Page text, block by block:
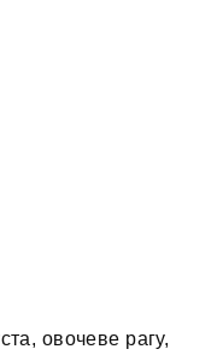
овочеве рагу,